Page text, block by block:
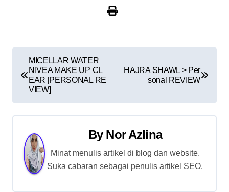
o
s
t
MICELLAR WATER
NIVEA MAKE UP CL
EAR [PERSONAL RE
VIEW]
HAJRA SHAWL > Per
sonal REVIEW
By Nor Azlina
Minat menulis artikel di blog dan website.
Suka cabaran sebagai penulis artikel SEO.